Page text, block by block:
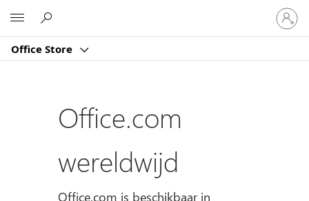
Office Store
Meld
je
aan
je
Office.com
wereldwijd
Office.com is beschikbaar in